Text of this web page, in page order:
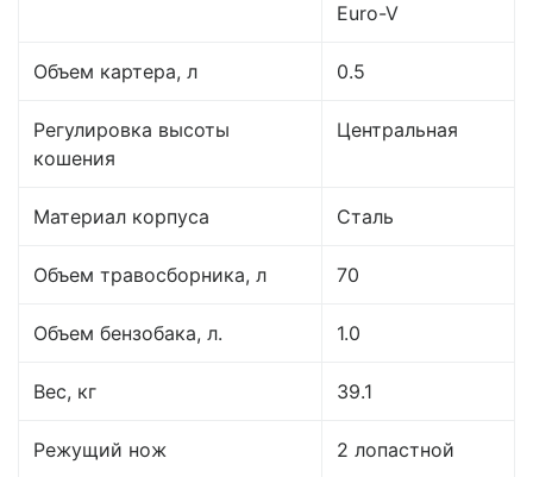
Euro-V
Объем картера, л 0.5
Регулировка высоты
кошения
Центральная
Материал корпуса Сталь
Объем травосборника, л 70
Объем бензобака, л. 1.0
Вес, кг 39.1
Режущий нож 2 лопастной